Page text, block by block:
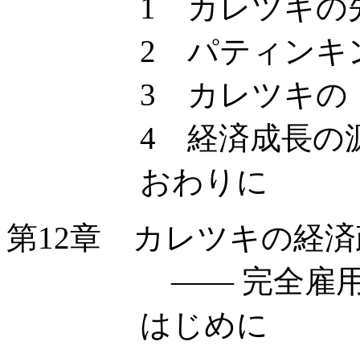
1 カレツキの先行
2 パティンキンの
3 カレツキの「擬
4 経済成長の源泉
おわりに
第12章 カレツキの経済
—— 完全雇用の
はじめに